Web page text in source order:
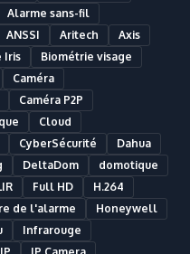
Alarme sans-fil
ANSSI Aritech
Axis
Iris
Biométrie visage
Caméra
Caméra P2P
Cloud
CyberSécurité
Dahua
DeltaDom
domotique
Full HD
H.264
de l'alarme
Honeywell
Infrarouge